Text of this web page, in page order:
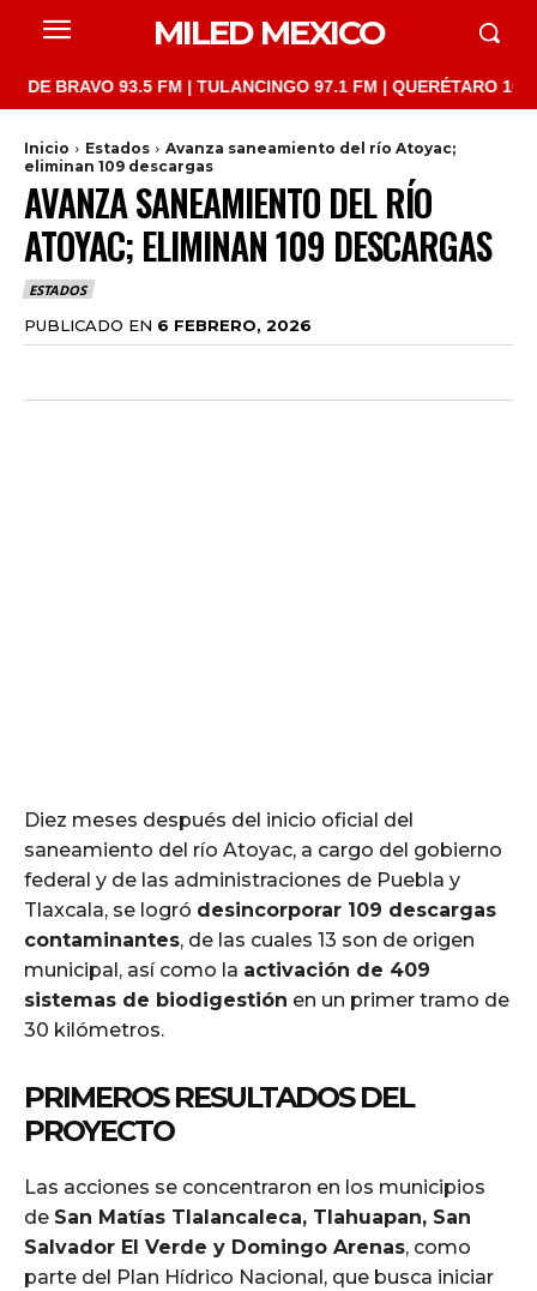
MILED MEXICO
93.5 FM | TULANCINGO 97.1 FM | QUERÉTARO 103.1
Inicio Estados
Avanza saneamiento del río Atoyac;
eliminan 109 descargas
AVANZA SANEAMIENTO DEL RÍO
ATOYAC; ELIMINAN 109 DESCARGAS
ESTADOS
PUBLICADO EN 6 FEBRERO, 2026
Diez meses después del inicio oficial del
saneamiento del río Atoyac, a cargo del gobierno
federal y de las administraciones de Puebla y
Tlaxcala, se logró desincorporar 109 descargas
contaminantes, de las cuales 13 son de origen
municipal, así como la activación de 409
sistemas de biodigestión en un primer tramo de
30 kilómetros.
PRIMEROS RESULTADOS DEL
PROYECTO
Las acciones se concentraron en los municipios
de San Matías Tlalancaleca, Tlahuapan, San
Salvador El Verde y Domingo Arenas, como
parte del Plan Hídrico Nacional, que busca iniciar